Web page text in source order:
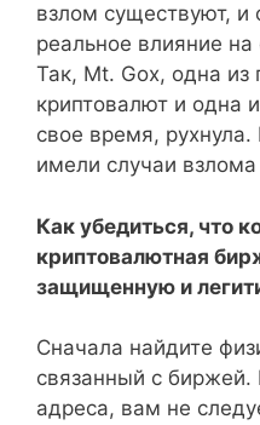
взлом существуют, и
реальное влияние на
Так, Mt. Gox, одна
криптовалют и одна
свое время,
имели случаи
Как убедиться, что
криптовалютная
защищенную и
Сначала найдите
связанный с биржей.
адреса, вам не